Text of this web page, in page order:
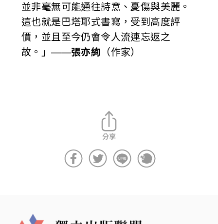
並非毫無可能通往詩意、憂傷與美麗。
這也就是巴塔耶式書寫，受到高度評
價，並且至今仍會令人流連忘返之
故。」——張亦絢 （作家）